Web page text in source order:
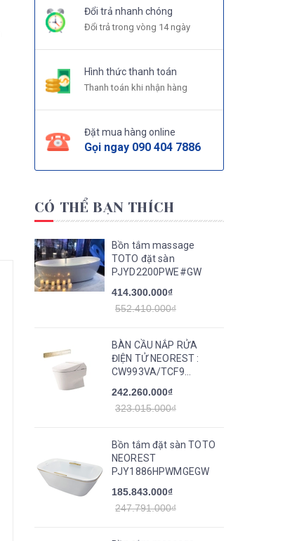
Đổi trả nhanh chóng
Đổi trả trong vòng 14 ngày
Hình thức thanh toán
Thanh toán khi nhận hàng
Đặt mua hàng online
Gọi ngay 090 404 7886
CÓ THỂ BẠN THÍCH
Bồn tắm massage
TOTO đặt sàn
PJYD2200PWE#GW
414.300.000₫
552.410.000₫
BÀN CẦU NẮP RỬA
ĐIỆN TỬ NEOREST :
CW993VA/TCF9...
242.260.000₫
323.015.000₫
Bồn tắm đặt sàn TOTO
NEOREST
PJY1886HPWMGEGW
185.843.000₫
247.791.000₫